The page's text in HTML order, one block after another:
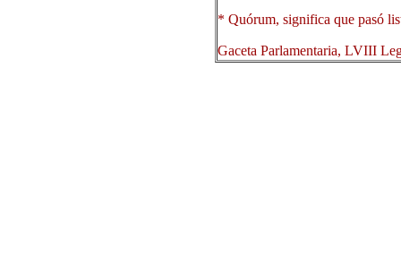
* Quórum, significa que pasó
Gaceta Parlamentaria, LVIII